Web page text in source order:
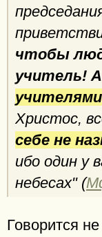
чтобы
учитель!
учителями
Христос,
себе не
ибо один у
небесах" (
Говорится